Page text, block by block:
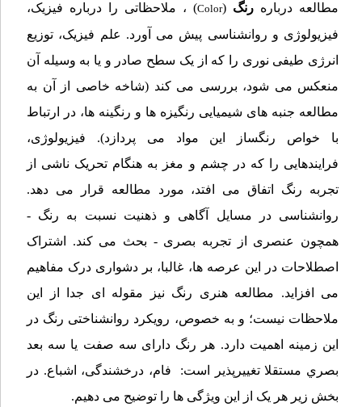
مطالعه درباره رنگ (
Color) ، ملاحظاتی را درباره فیزیک،
فیزیولوژی و روانشناسی پیش می آورد. علم فیزیک، توزیع
انرژی طیفی نوری را که از یک سطح صادر و یا به وسیله آن
منعکس می شود، بررسی می کند (شاخه خاصی از آن به
مطالعه جنبه های شیمیایی رنگیزه ها و رنگینه ها، در ارتباط
با خواص رنگساز این مواد می پردازد). فیزیولوژی،
فرایندهایی را که در چشم و مغز به هنگام تحریک ناشی از
تجربه رنگ اتفاق می افتد، مورد مطالعه قرار می دهد.
روانشناسی در مسایل آگاهی و ذهنیت نسبت به رنگ -
همچون عنصری از تجربه بصری - بحث می کند. اشتراک
اصطلاحات در این عرصه ها، غالبا، بر دشواری درک مفاهیم
می افزاید. مطالعه هنری رنگ نیز مقوله ای جدا از این
ملاحظات نیست؛ و به خصوص، رویکرد روانشناختی رنگ در
این زمینه اهمیت دارد. هر رنگ دارای سه صفت یا سه بعد
بصري مستقلا تغييرپذیر است: فام، درخشندگی، اشباع. در
بخش زیر هر یک از این ویژگی ها را توضیح می دهیم.